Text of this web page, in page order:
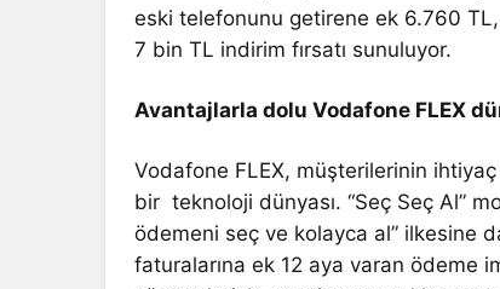
eski telefonunu getirene ek 6.760
7 bin TL indirim fırsatı sunuluyor.
Avantajlarla dolu Vodafone FLEX
Vodafone FLEX, müşterilerinin
bir teknoloji dünyası. “Seç Seç Al”
ödemeni seç ve kolayca al” ilkesine
faturalarına ek 12 aya varan ödeme